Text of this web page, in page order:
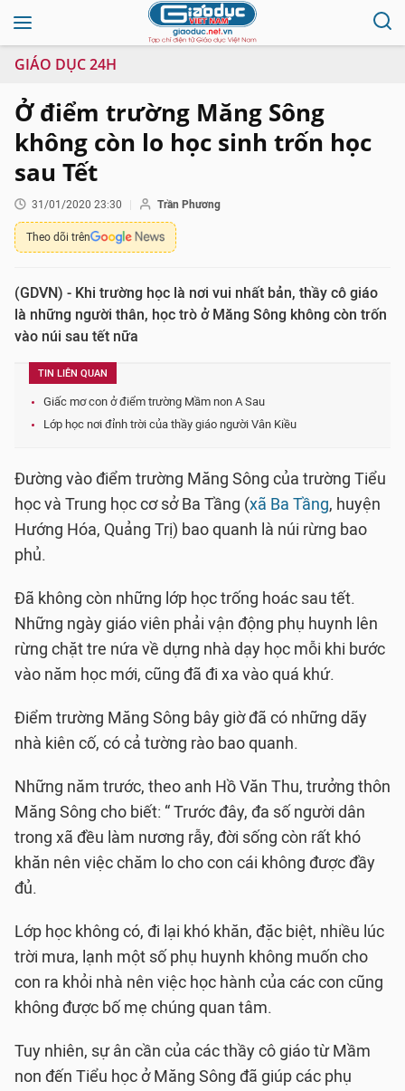
GIÁO DỤC 24H
Ở điểm trường Măng Sông
không còn lo học sinh trốn học
sau Tết
31/01/2020 23:30 Trần Phương
Theo dõi trên
(GDVN) - Khi trường học là nơi vui nhất bản, thầy cô giáo
là những người thân, học trò ở Măng Sông không còn trốn
vào núi sau tết nữa
TIN LIÊN QUAN
Giấc mơ con ở điểm trường Mầm non A Sau
Lớp học nơi đỉnh trời của thầy giáo người Vân Kiều
Đường vào điểm trường Măng Sông của trường Tiểu
học và Trung học cơ sở Ba Tầng (xã Ba Tầng, huyện
Hướng Hóa, Quảng Trị) bao quanh là núi rừng bao
phủ.
Đã không còn những lớp học trống hoác sau tết.
Những ngày giáo viên phải vận động phụ huynh lên
rừng chặt tre nứa về dựng nhà dạy học mỗi khi bước
vào năm học mới, cũng đã đi xa vào quá khứ.
Điểm trường Măng Sông bây giờ đã có những dãy
nhà kiên cố, có cả tường rào bao quanh.
Những năm trước, theo anh Hồ Văn Thu, trưởng thôn
Măng Sông cho biết: “ Trước đây, đa số người dân
trong xã đều làm nương rẫy, đời sống còn rất khó
khăn nên việc chăm lo cho con cái không được đầy
đủ.
Lớp học không có, đi lại khó khăn, đặc biệt, nhiều lúc
trời mưa, lạnh một số phụ huynh không muốn cho
con ra khỏi nhà nên việc học hành của các con cũng
không được bố mẹ chúng quan tâm.
Tuy nhiên, sự ân cần của các thầy cô giáo từ Mầm
non đến Tiểu học ở Măng Sông đã giúp các phụ